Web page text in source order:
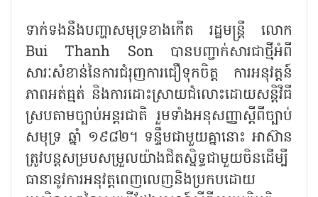
ទាក់ទងនឹងបញ្ហាសមុទ្រខាងកើត រដ្ឋមន្ត្រី លោក
Bui Thanh Son បានបញ្ជាក់សារជាថ្មីអំពី
សារៈសំខាន់នៃការជំរុញការជឿទុកចិត្ត ការអនុវត្តន៍
ភាពអត់ធ្មត់ និងការដោះស្រាយជំលោះដោយសន្តិវិធី
ស្របតាមច្បាប់អន្តរជាតិ រួមទាំងអនុសញ្ញាស្តីពីច្បាប់
សមុទ្រ ឆ្នាំ ១៩៨២។ ទន្ទឹមជាមួយគ្នានោះ អាស៊ាន
ត្រូវបន្តសម្របសម្រួលយ៉ាងជិតស្និទ្ធជាមួយចិនដើម្បី
ធានានូវការអនុវត្តពេញលេញនិងប្រកបដោយ